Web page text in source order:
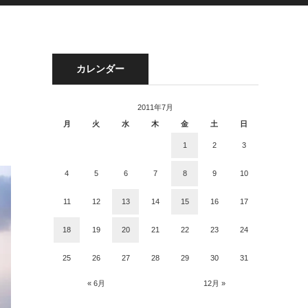
カレンダー
2011年7月
月
火 水 木 金 土 日
« 6月 12月 »
1 2 3
4 5 6 7 8 9 10
11 12 13 14 15 16 17
18 19 20 21 22 23 24
25 26 27 28 29 30 31